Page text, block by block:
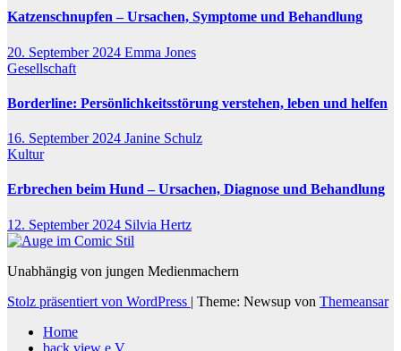
Katzenschnupfen – Ursachen, Symptome und Behandlung
20. September 2024 Emma Jones
Gesellschaft
Borderline: Persönlichkeitsstörung verstehen, leben und helfen
16. September 2024 Janine Schulz
Kultur
Erbrechen beim Hund – Ursachen, Diagnose und Behandlung
12. September 2024 Silvia Hertz
Unabhängig von jungen Medienmachern
Stolz präsentiert von WordPress | Theme: Newsup von Themeansar
Home
back view e.V.